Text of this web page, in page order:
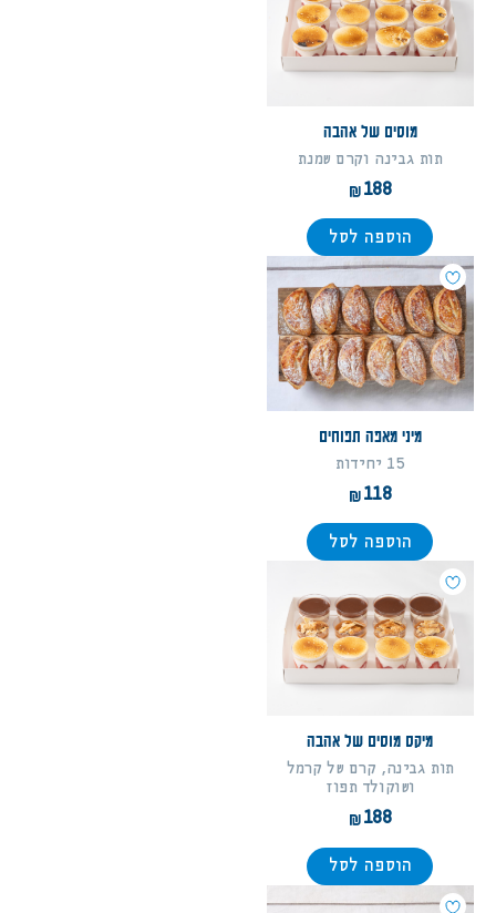
מוסים של אהבה
תות גבינה וקרם שמנת
188
הוספה לסל
מיני מאפה תפוחים
15 יחידות
118
הוספה לסל
מיקס מוסים של אהבה
תות גבינה, קרם של קרמל
ושוקולד תפוז
188
הוספה לסל